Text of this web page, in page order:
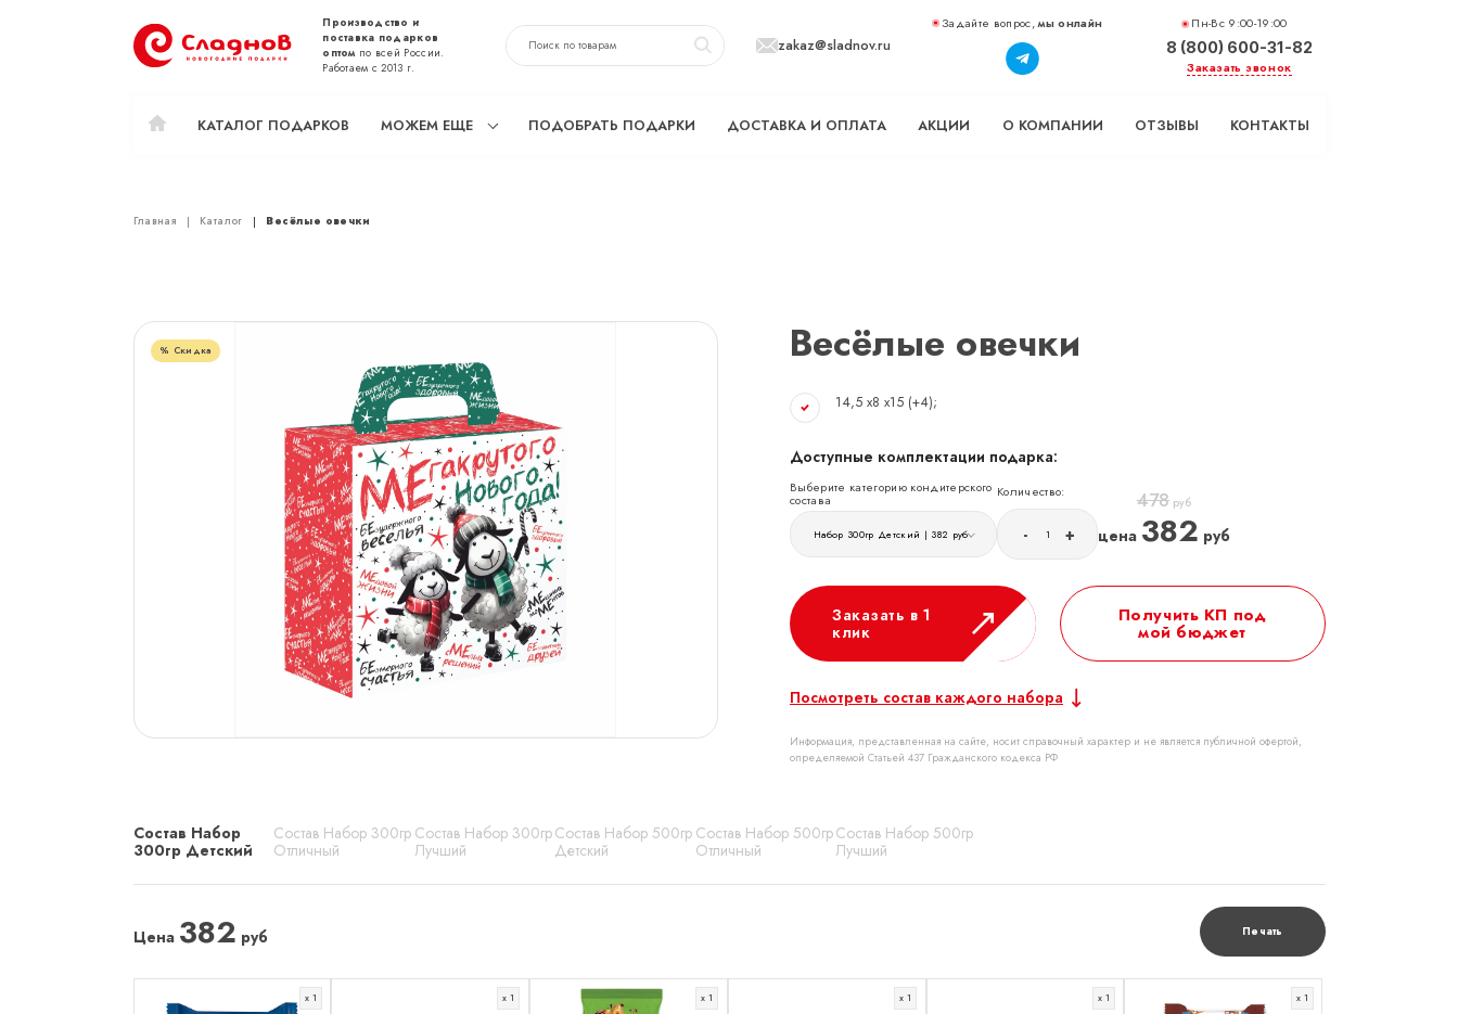
Производство и
поставка подарков
оптомпо всей России.
Работаем с 2013 г.
zakaz@sladnov.ru
Задайте вопрос,мы онлайн Пн-Вс 9:00-19:00
8 (800) 600-31-82
Заказать звонок
КАТАЛОГ ПОДАРКОВ МОЖЕМ ЕЩЕ ПОДОБРАТЬ ПОДАРКИ ДОСТАВКА И ОПЛАТА АКЦИИ О КОМПАНИИ ОТЗЫВЫ КОНТАКТЫ
Главная Каталог Весёлые овечки
Скидка Весёлые овечки
14,5 х8 х15 (+4);
Доступные комплектации подарка:
Выберите категорию кондитерского
состава
Набор 300гр Детский | 382 руб
Количество:
- +
478 руб
цена 382 руб
Заказать в 1
клик
Получить КП под
мой бюджет
Посмотреть состав каждого набора
Информация, представленная на сайте, носит справочный характер и не является публичной офертой,
определяемой Статьей 437 Гражданского кодекса РФ
Состав Набор
300гр Детский
Состав Набор 300гр
Отличный
Состав Набор 300гр
Лучший
Состав Набор 500гр
Детский
Состав Набор 500гр
Отличный
Состав Набор 500гр
Лучший
Цена 382 руб Печать
x 1 x 1 x 1 x 1 x 1 x 1